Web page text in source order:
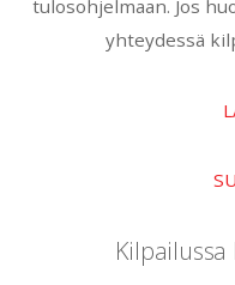
tulosohjelmaan. Jos
yhteydessä